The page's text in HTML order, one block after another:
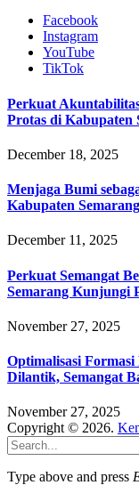
Facebook
Instagram
YouTube
TikTok
Perkuat
Protas di Kabupaten
December 18, 2025
Menjaga Bumi
Kabupaten
December 11, 2025
Perkuat Semangat
Semarang Kunjungi
November 27, 2025
Optimalisasi Formasi
Dilantik, Semangat
November 27, 2025
Copyright © 2026.
Type above and press